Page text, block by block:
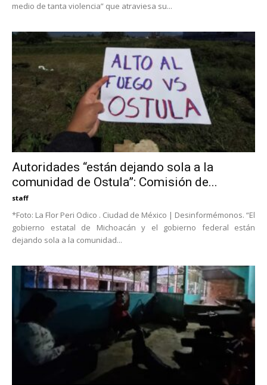
medio de tanta violencia” que atraviesa su...
Autoridades “están dejando sola a la
comunidad de Ostula”: Comisión de...
staff
*Foto: La Flor Peri Odico . Ciudad de México | Desinformémonos. “El
gobierno estatal de Michoacán y el gobierno federal están
dejando sola a la comunidad...